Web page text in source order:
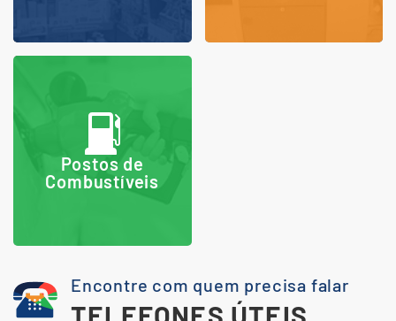
Postos de
Combustíveis
Encontre com quem precisa falar